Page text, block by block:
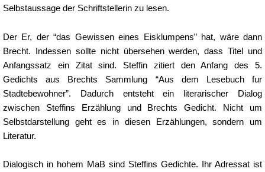
Selbstaussage der Schriftstellerin zu lesen.
Der Er, der “das Gewissen eines Eisklumpens” hat, wäre dann
Brecht. Indessen sollte nicht übersehen werden, dass Titel und
Anfangssatz ein Zitat sind. Steffin zitiert den Anfang des 5.
Gedichts aus Brechts Sammlung “Aus dem Lesebuch fur
Stadtebewohner”. Dadurch entsteht ein literarischer Dialog
zwischen Steffins Erzählung und Brechts Gedicht. Nicht um
Selbstdarstellung geht es in diesen Erzählungen, sondern um
Literatur.
Dialogisch in hohem MaB sind Steffins Gedichte. Ihr Adressat ist